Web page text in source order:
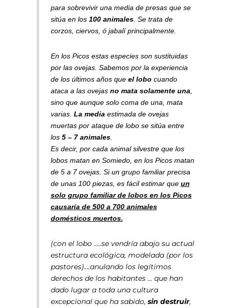
para sobrevivir una media de presas que se
sitúa en los 100 animales. Se trata de
corzos, ciervos, ó jabalí principalmente.
En los Picos estas especies son sustituidas
por las ovejas. Sabemos por la experiencia
de los últimos años queel lobo cuando
ataca a las ovejas no mata solamente una
sino que aunque solo coma de una, mata
varias. La media estimada de ovejas
muertas por ataque de lobo se sitúa entre
los5 – 7 animales.
Es decir, por cada animal silvestre que los
lobos matan en Somiedo, en los Picos matan
de 5 a 7 ovejas. Si un grupo familiar precisa
de unas 100 piezas, es fácil estimar que un
solo grupo familiar de lobos en los Picos
causaría de 500 a 700 animales
domésticos muertos.
(con el lobo …..se vendría abajo su actual
estructura ecológica, modelada (por los
pastores)….anulando los legítimos
derechos de los habitantes … que han
dado lugar a toda una cultura
excepcional que ha sabido, sin destruir,